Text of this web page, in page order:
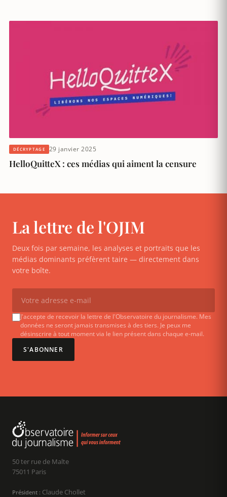
DÉCRYPTAGE 29 janvier 2025
HelloQuitteX : ces médias qui aiment la censure
La lettre de l'OJIM
Deux fois par semaine, les analyses et portraits que les
médias dominants préfèrent taire — directement dans
votre boîte.
J'accepte de recevoir la lettre de l'Observatoire du journalisme. Mes
données ne seront jamais transmises à des tiers. Je peux me
désinscrire à tout moment via le lien présent dans chaque e-mail.
S'ABONNER
50 ter rue de Malte
75011 Paris
Président : Claude Chollet